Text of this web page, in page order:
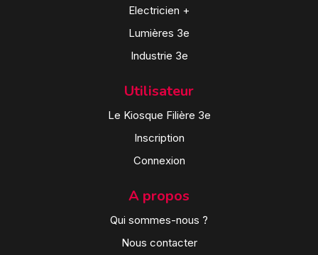
Electricien +
Lumières 3e
Industrie 3e
Utilisateur
Le Kiosque Filière 3e
Inscription
Connexion
A propos
Qui sommes-nous ?
Nous contacter